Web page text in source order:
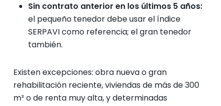
Sin contrato anterior en los últimos 5 años:
el pequeño tenedor debe usar el índice
SERPAVI como referencia; el gran tenedor
también.
Existen excepciones: obra nueva o gran
rehabilitación reciente, viviendas de más de 300
m² o de renta muy alta, y determinadas